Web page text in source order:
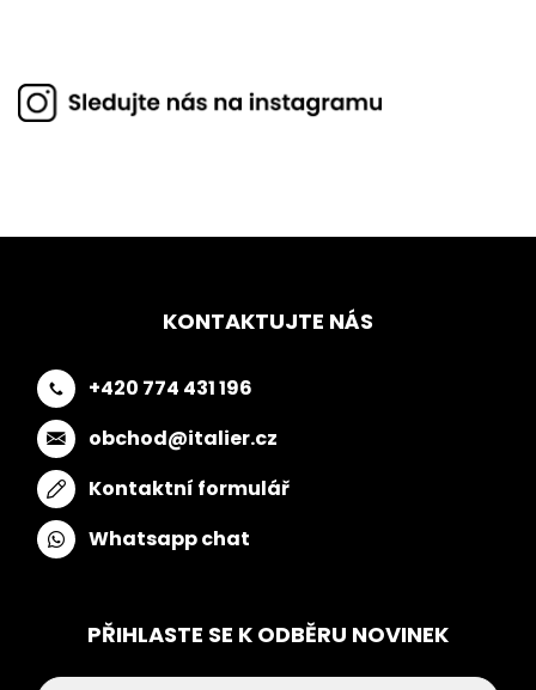
KONTAKTUJTE NÁS
+420 774 431 196
obchod@italier.cz
Kontaktní formulář
Whatsapp chat
PŘIHLASTE SE K ODBĚRU NOVINEK